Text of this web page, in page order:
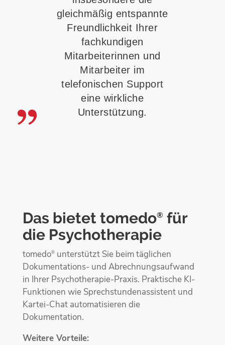
gleichmäßig entspannte
Freundlichkeit Ihrer
fachkundigen
Mitarbeiterinnen und
Mitarbeiter im
telefonischen Support
eine wirkliche
Unterstützung.
Das bietet tomedo® für
die Psychotherapie
tomedo®unterstützt Sie beim täglichen
Dokumentations- und Abrechnungsaufwand
in Ihrer Psychotherapie-Praxis. Praktische KI-
Funktionen wie Sprechstundenassistent und
Kartei-Chat automatisieren die
Dokumentation.
Weitere Vorteile: